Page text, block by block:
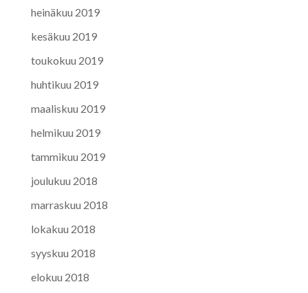
heinäkuu 2019
kesäkuu 2019
toukokuu 2019
huhtikuu 2019
maaliskuu 2019
helmikuu 2019
tammikuu 2019
joulukuu 2018
marraskuu 2018
lokakuu 2018
syyskuu 2018
elokuu 2018